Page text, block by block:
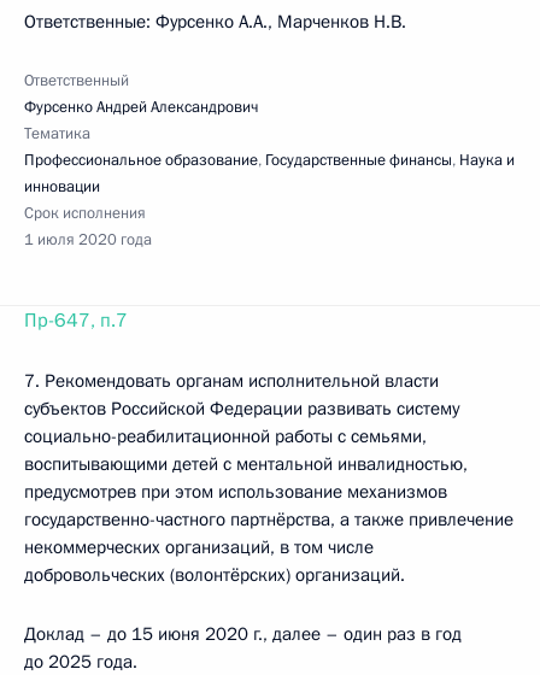
Ответственные: Фурсенко А.А., Марченков Н.В.
Ответственный
Фурсенко Андрей Александрович
Тематика
Профессиональное образование, Государственные финансы, Наука и
инновации
Срок исполнения
1 июля 2020 года
Пр-647, п.7
7. Рекомендовать органам исполнительной власти
субъектов Российской Федерации развивать систему
социально-­реабилитационной работы с семьями,
воспитывающими детей с ментальной инвалидностью,
предусмотрев при этом использование механизмов
государственно-частного партнёрства, а также привлечение
некоммерческих организаций, в том числе
добровольческих (волонтёрских) организаций.
Доклад – до 15 июня 2020 г., далее – один раз в год
до 2025 года.